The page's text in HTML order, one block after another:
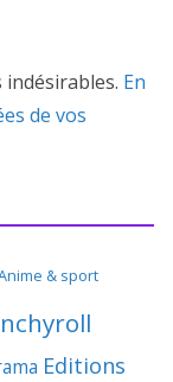
En
de vos
& sport
Editions